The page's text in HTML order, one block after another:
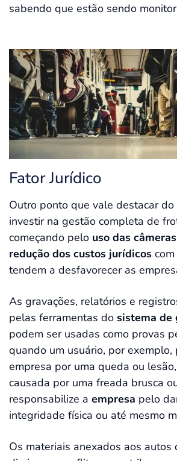
sabendo que estão sendo
Fator Jurídico
Outro ponto que vale destacar
investir na gestão completa de
começando pelo uso das câmeras
redução dos custos jurídicos
tendem a desfavorecer as
As gravações, relatórios e
pelas ferramentas do sistema de
podem ser usadas como provas
quando um usuário, por exemplo,
empresa por uma queda ou
causada por uma freada brusca
responsabilize a empresa pelo
integridade física ou até mesmo
Os materiais anexados aos autos